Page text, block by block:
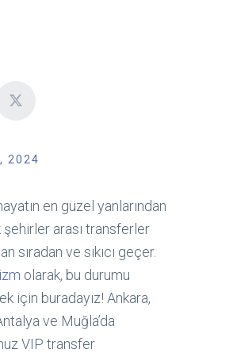
2024
en güzel yanlarından
şehirler arası transferler
sıradan ve sıkıcı geçer.
olarak, bu durumu
için buradayız! Ankara,
ve Muğla’da
VIP transfer